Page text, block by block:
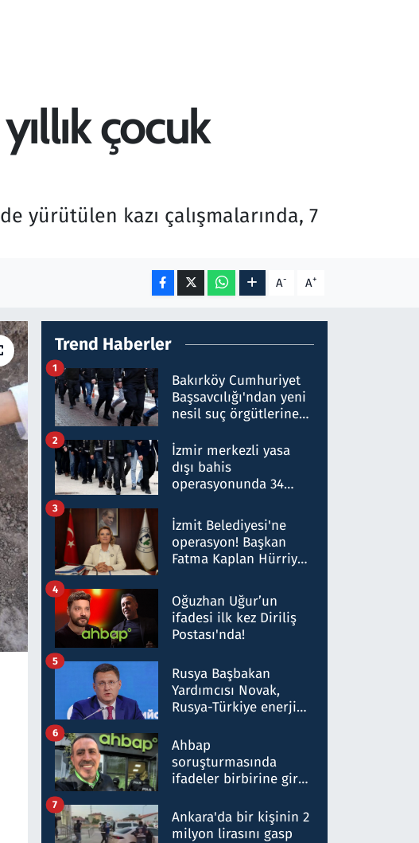
çocuk
yürütülen kazı çalışmalarında, 7
A- A+
Trend Haberler
Bakırköy Cumhuriyet
Başsavcılığı'ndan yeni
nesil suç örgütlerine
hakkında gözaltı kararı
1
İzmir merkezli yasa
dışı bahis
operasyonunda 34
Milyar liralık para
trafiği tespit edildi
2
İzmit Belediyesi'ne
operasyon! Başkan
Fatma Kaplan Hürriyet
3
Oğuzhan Uğur’un
ifadesi ilk kez Diriliş
Postası'nda!
4
Rusya Başbakan
Yardımcısı Novak,
Rusya-Türkiye enerji
nitelikte olduğunu
belirtti
5
Ahbap
soruşturmasında
ifadeler birbirine girdi:
ifadelerinden ortaya
çıkan tablo şok etti
6
Ankara'da bir kişinin 2
milyon lirasını gasp
7